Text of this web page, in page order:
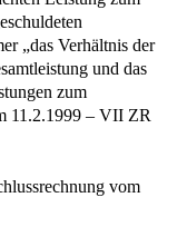
„das Verhältnis der
und das
zum
11.2.1999 – VII ZR
vom